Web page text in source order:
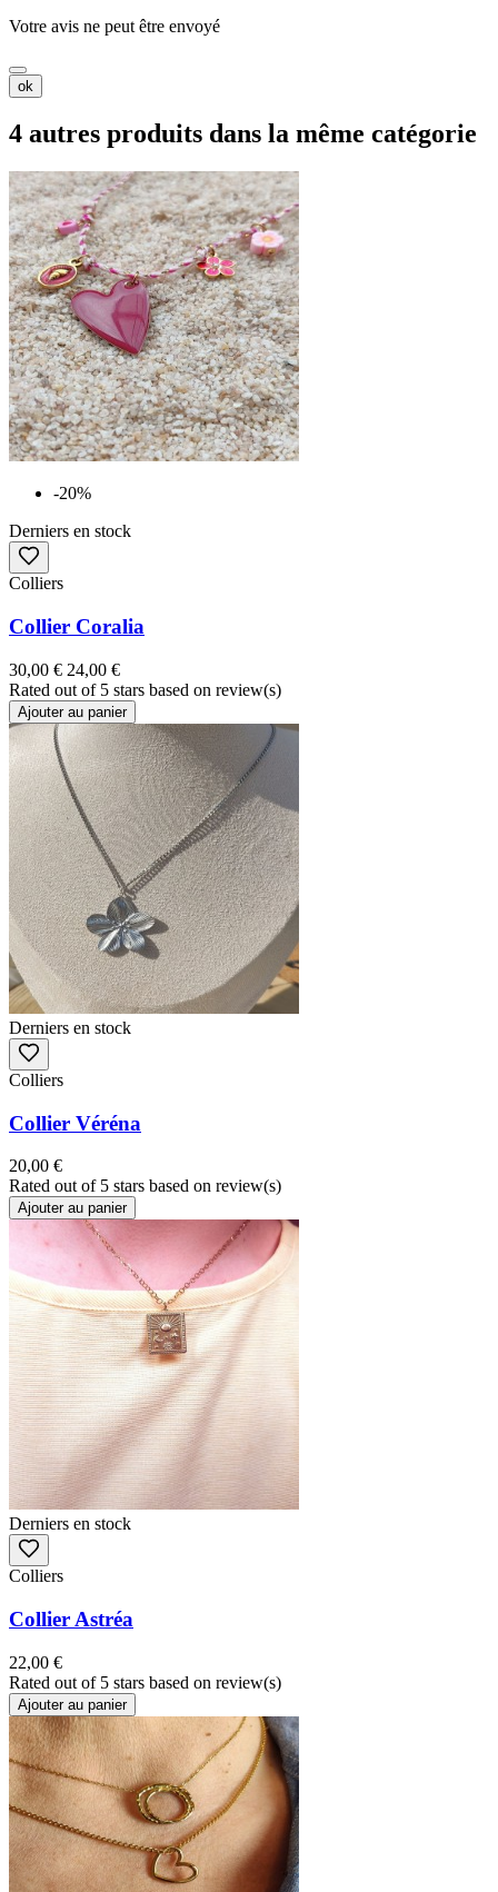
Votre avis ne peut être envoyé
ok
4 autres produits dans la même catégorie
-20%
Derniers en stock
Colliers
Collier Coralia
30,00 € 24,00 €
Rated out of 5 stars based on review(s)
Ajouter au panier
Derniers en stock
Colliers
Collier Véréna
20,00 €
Rated out of 5 stars based on review(s)
Ajouter au panier
Derniers en stock
Colliers
Collier Astréa
22,00 €
Rated out of 5 stars based on review(s)
Ajouter au panier